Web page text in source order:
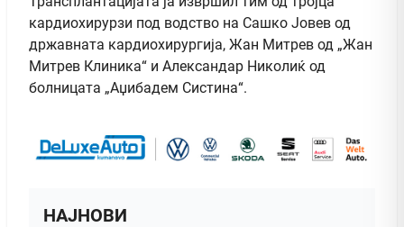
кардиохирурзи под водство на Сашко Јовев од
државната кардиохирургија, Жан Митрев од „Жан
Митрев Клиника“ и Александар Николиќ од
болницата „Аџибадем Систина“.
НАЈНОВИ